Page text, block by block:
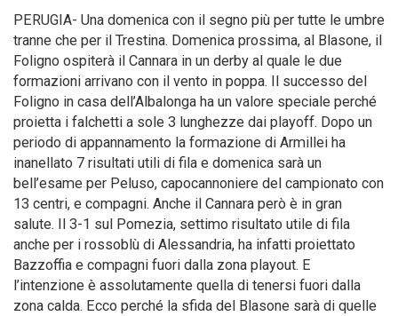
PERUGIA- Una domenica con il segno più per tutte le umbre
tranne che per il Trestina. Domenica prossima, al Blasone, il
Foligno ospiterà il Cannara in un derby al quale le due
formazioni arrivano con il vento in poppa. Il successo del
Foligno in casa dell’Albalonga ha un valore speciale perché
proietta i falchetti a sole 3 lunghezze dai playoff. Dopo un
periodo di appannamento la formazione di Armillei ha
inanellato 7 risultati utili di fila e domenica sarà un
bell’esame per Peluso, capocannoniere del campionato con
13 centri, e compagni. Anche il Cannara però è in gran
salute. Il 3-1 sul Pomezia, settimo risultato utile di fila
anche per i rossoblù di Alessandria, ha infatti proiettato
Bazzoffia e compagni fuori dalla zona playout. E
l’intenzione è assolutamente quella di tenersi fuori dalla
zona calda. Ecco perché la sfida del Blasone sarà di quelle